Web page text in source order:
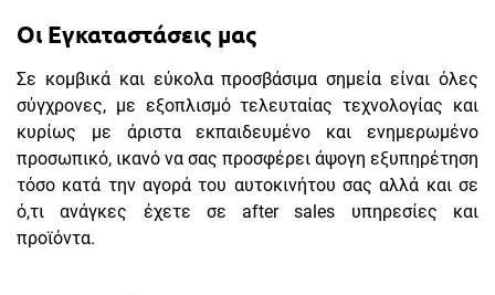
Οι Εγκαταστάσεις μας
Σε κομβικά και εύκολα προσβάσιμα σημεία είναι όλες
σύγχρονες, με εξοπλισμό τελευταίας τεχνολογίας και
κυρίως με άριστα εκπαιδευμένο και ενημερωμένο
προσωπικό, ικανό να σας προσφέρει άψογη εξυπηρέτηση
τόσο κατά την αγορά του αυτοκινήτου σας αλλά και σε
ό,τι ανάγκες έχετε σε after sales υπηρεσίες και
προϊόντα.